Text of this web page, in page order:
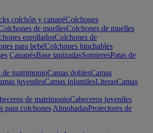
colchón y canapéColchones
de muellesColchones de muelles
enrolladosColchones de
para bebéColchones hinchables
CanapésBase tapizadasSomieresPatas de
de matrimonioCamas doblesCamas
juvenilesCamas infantilesLiterasCamas
de matrimonioCabeceros juveniles
para colchones AlmohadasProtectores de